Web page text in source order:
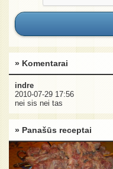
» Komentarai
indre
2010-07-29 17:56
nei sis nei tas
» Panašūs receptai